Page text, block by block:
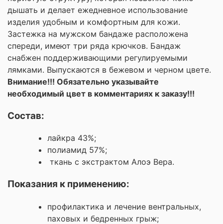
дышать и делает ежедневное использование
изделия удобным и комфортным для кожи.
Застежка на мужском бандаже расположена
спереди, имеют три ряда крючков. Бандаж
снабжен поддерживающими регулируемыми
лямками. Выпускаются в бежевом и черном цвете.
Внимание!!! Обязательно указывайте
необходимый цвет в комментариях к заказу!!!​
Состав:
лайкра 43%;
полиамид 57%;
ткань с экстрактом Алоэ Вера.
Показания к применению:
профилактика и лечение вентральных,
паховых и бедренных грыж;